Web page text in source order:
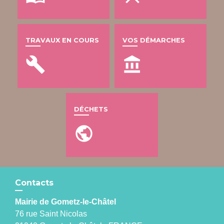
TRAVAUX EN COURS
build
VOS DÉMARCHES
account_balance
DÉCHETS
public
Contacts
Mairie de Gometz-le-Châtel
76 rue Saint Nicolas